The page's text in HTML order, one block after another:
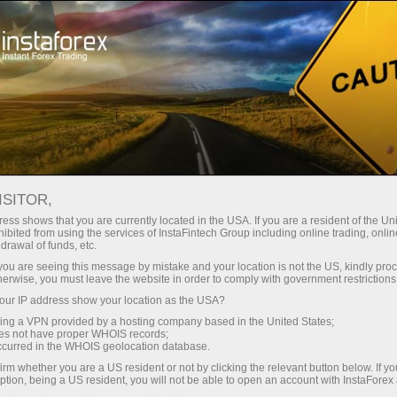
С InstaForex вы получаете
конкурентным возможностям:
кредитное плечо до 1:5000, одни
из лучших спредов и комиссий
на рынке, а также
привлекательные условия для
торговли акциями и индексами
Минимальные
Бонус 30%
на каждый депозит
Скорость
в трейдинге и на трассе
shows that you are currently located in the USA. If you are a resident of the
from using the services of InstaFintech Group including online trading,
of funds, etc.
are seeing this message by mistake and your location is not the US, kindly
you must leave the website in order to comply with government
IP address show your location as the USA?
a VPN provided by a hosting company based in the United States;
not have proper WHOIS records;
in the WHOIS geolocation database.
whether you are a US resident or not by clicking the relevant button below. If
being a US resident, you will not be able to open an account with InstaForex